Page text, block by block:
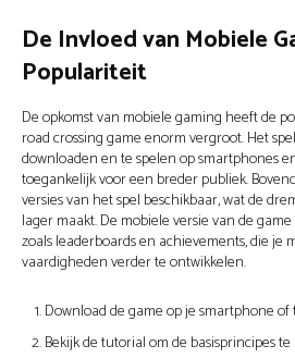
De Invloed van Mobiele
Populariteit
De opkomst van mobiele gaming heeft de
road crossing game enorm vergroot. Het
downloaden en te spelen op smartphones
toegankelijk voor een breder publiek.
versies van het spel beschikbaar, wat de
lager maakt. De mobiele versie van de
zoals leaderboards en achievements, die je
vaardigheden verder te ontwikkelen.
Download de game op je smartphone of
Bekijk de tutorial om de basisprincipes